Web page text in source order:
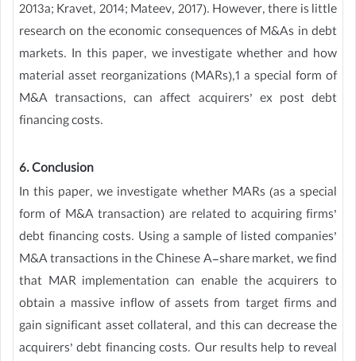
2013a; Kravet, 2014; Mateev, 2017). However, there is little
research on the economic consequences of M&As in debt
markets. In this paper, we investigate whether and how
material asset reorganizations (MARs),1 a special form of
M&A transactions, can affect acquirers’ ex post debt
financing costs.
6. Conclusion
In this paper, we investigate whether MARs (as a special
form of M&A transaction) are related to acquiring firms’
debt financing costs. Using a sample of listed companies’
M&A transactions in the Chinese A-share market, we find
that MAR implementation can enable the acquirers to
obtain a massive inflow of assets from target firms and
gain significant asset collateral, and this can decrease the
acquirers’ debt financing costs. Our results help to reveal